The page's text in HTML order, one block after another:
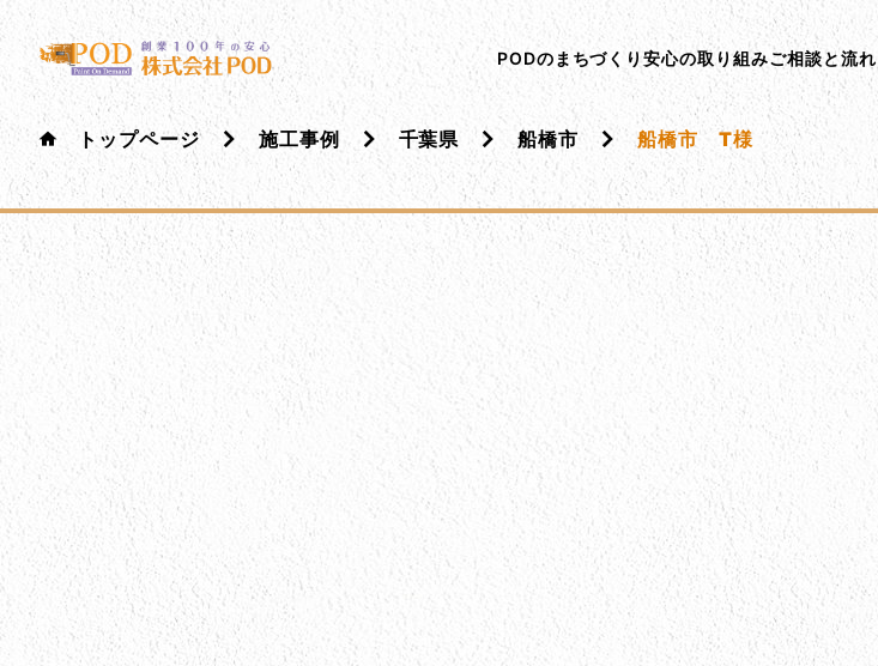
メインコンテンツにスキップ
株式会社ペイント・オン・デマンド
千葉の外壁塗装・屋根塗装なら創業100年の安心 ペイント･オン･デマンド
PODのまちづくり安心の取り組みご相談と流れ
トップページ 施工事例 千葉県 船橋市 船橋市 T様